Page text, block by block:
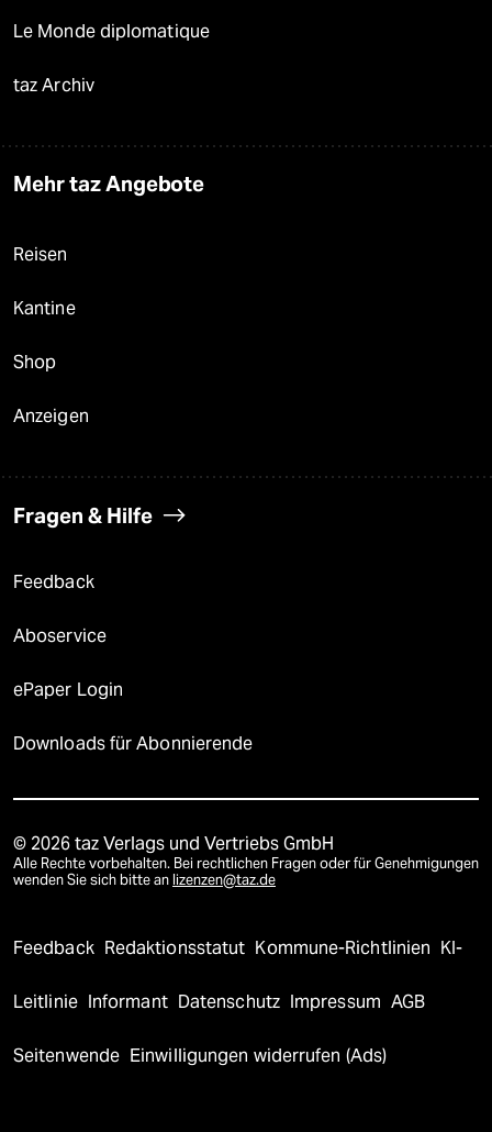
Le Monde diplomatique
taz Archiv
Mehr taz Angebote
Reisen
Kantine
Shop
Anzeigen
Fragen & Hilfe
Feedback
Aboservice
ePaper Login
Downloads für Abonnierende
© 2026 taz Verlags und Vertriebs GmbH
Alle Rechte vorbehalten. Bei rechtlichen Fragen oder für Genehmigungen
wenden Sie sich bitte an lizenzen@taz.de
Feedback Redaktionsstatut Kommune-Richtlinien KI-
Leitlinie Informant Datenschutz Impressum AGB
Seitenwende Einwilligungen widerrufen (Ads)